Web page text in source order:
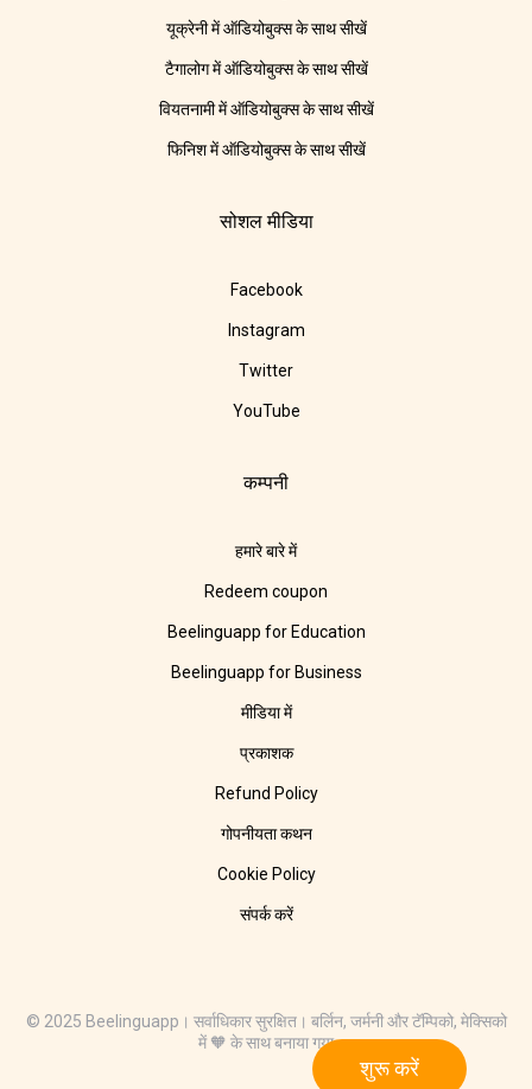
शुरू करें
यूक्रेनी में ऑडियोबुक्स के साथ सीखें
टैगालोग में ऑडियोबुक्स के साथ सीखें
वियतनामी में ऑडियोबुक्स के साथ सीखें
फिनिश में ऑडियोबुक्स के साथ सीखें
सोशल मीडिया
Facebook
Instagram
Twitter
YouTube
कम्पनी
हमारे बारे में
Redeem coupon
Beelinguapp for Education
Beelinguapp for Business
मीडिया में
प्रकाशक
Refund Policy
गोपनीयता कथन
Cookie Policy
संपर्क करें
© 2025 Beelinguapp। सर्वाधिकार सुरक्षित। बर्लिन, जर्मनी और टॅम्पिको, मेक्सिको
में 🧡 के साथ बनाया गया